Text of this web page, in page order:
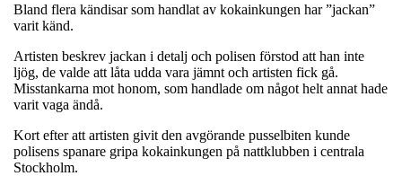
Bland flera kändisar som handlat av kokainkungen har ”jackan”
varit känd.
Artisten beskrev jackan i detalj och polisen förstod att han inte
ljög, de valde att låta udda vara jämnt och artisten fick gå.
Misstankarna mot honom, som handlade om något helt annat hade
varit vaga ändå.
Kort efter att artisten givit den avgörande pusselbiten kunde
polisens spanare gripa kokainkungen på nattklubben i centrala
Stockholm.